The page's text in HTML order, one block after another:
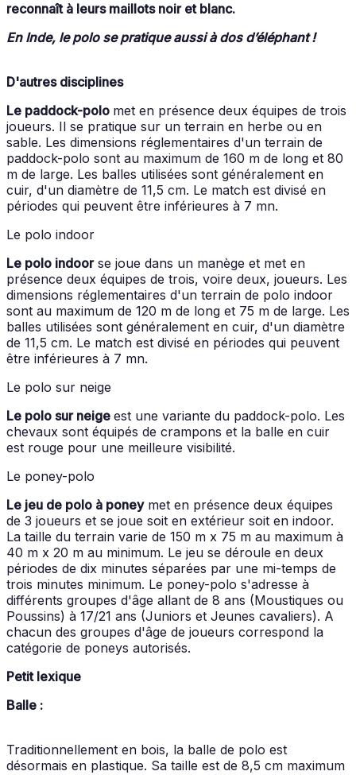
reconnaît à leurs maillots noir et blanc.
En Inde, le polo se pratique aussi à dos d’éléphant !
D'autres disciplines
Le paddock-polo met en présence deux équipes de trois
joueurs. Il se pratique sur un terrain en herbe ou en
sable. Les dimensions réglementaires d'un terrain de
paddock-polo sont au maximum de 160 m de long et 80
m de large. Les balles utilisées sont généralement en
cuir, d'un diamètre de 11,5 cm. Le match est divisé en
périodes qui peuvent être inférieures à 7 mn.
Le polo indoor
Le polo indoorse joue dans un manège et met en
présence deux équipes de trois, voire deux, joueurs. Les
dimensions réglementaires d'un terrain de polo indoor
sont au maximum de 120 m de long et 75 m de large. Les
balles utilisées sont généralement en cuir, d'un diamètre
de 11,5 cm. Le match est divisé en périodes qui peuvent
être inférieures à 7 mn.
Le polo sur neige
Le polo sur neige est une variante du paddock-polo. Les
chevaux sont équipés de crampons et la balle en cuir
est rouge pour une meilleure visibilité.
Le poney-polo
Le jeu de polo à poneymet en présence deux équipes
de 3 joueurs et se joue soit en extérieur soit en indoor.
La taille du terrain varie de 150 m x 75 m au maximum à
40 m x 20 m au minimum. Le jeu se déroule en deux
périodes de dix minutes séparées par une mi-temps de
trois minutes minimum. Le poney-polo s'adresse à
différents groupes d'âge allant de 8 ans (Moustiques ou
Poussins) à 17/21 ans (Juniors et Jeunes cavaliers). A
chacun des groupes d'âge de joueurs correspond la
catégorie de poneys autorisés.
Petit lexique
Balle :
Traditionnellement en bois, la balle de polo est
désormais en plastique. Sa taille est de 8,5 cm maximum